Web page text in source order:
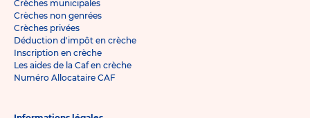
Crèches municipales
Crèches non genrées
Crèches privées
Déduction d'impôt en crèche
Inscription en crèche
Les aides de la Caf en crèche
Numéro Allocataire CAF